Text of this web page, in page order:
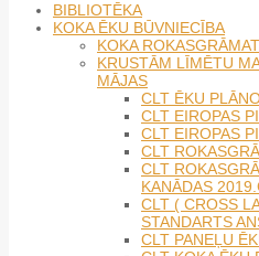
BIBLIOTĒKA
KOKA ĒKU BŪVNIECĪBA
KOKA
KRUSTĀM LĪMĒTU
MĀJAS
CLT ĒKU
CLT EIROPAS
CLT EIROPAS
CLT
CLT
KANĀDAS
CLT ( CROSS
STANDARTS
CLT PANEĻU